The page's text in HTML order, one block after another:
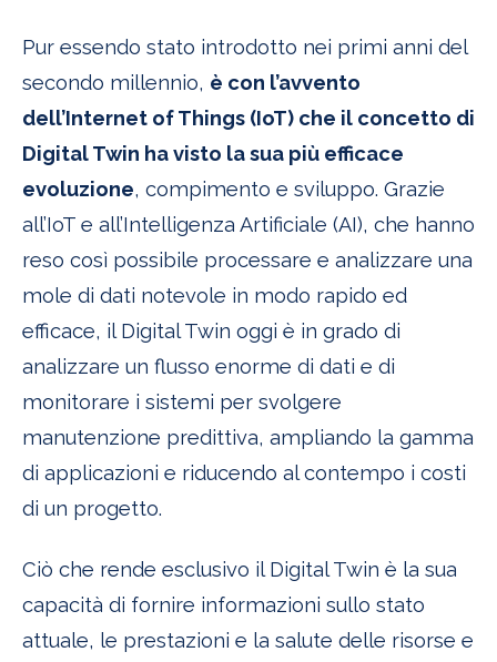
Pur essendo stato introdotto nei primi anni del
secondo millennio, è con l’avvento
dell’Internet of Things (IoT) che il concetto di
Digital Twin ha visto la sua più efficace
evoluzione, compimento e sviluppo. Grazie
all’IoT e all’Intelligenza Artificiale (AI), che hanno
reso così possibile processare e analizzare una
mole di dati notevole in modo rapido ed
efficace, il Digital Twin oggi è in grado di
analizzare un flusso enorme di dati e di
monitorare i sistemi per svolgere
manutenzione predittiva, ampliando la gamma
di applicazioni e riducendo al contempo i costi
di un progetto.
Ciò che rende esclusivo il Digital Twin è la sua
capacità di fornire informazioni sullo stato
attuale, le prestazioni e la salute delle risorse e